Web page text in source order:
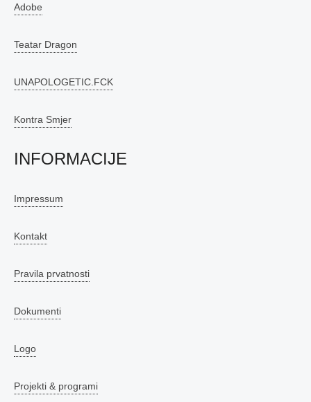
Adobe
Teatar Dragon
UNAPOLOGETIC.FCK
Kontra Smjer
INFORMACIJE
Impressum
Kontakt
Pravila prvatnosti
Dokumenti
Logo
Projekti & programi